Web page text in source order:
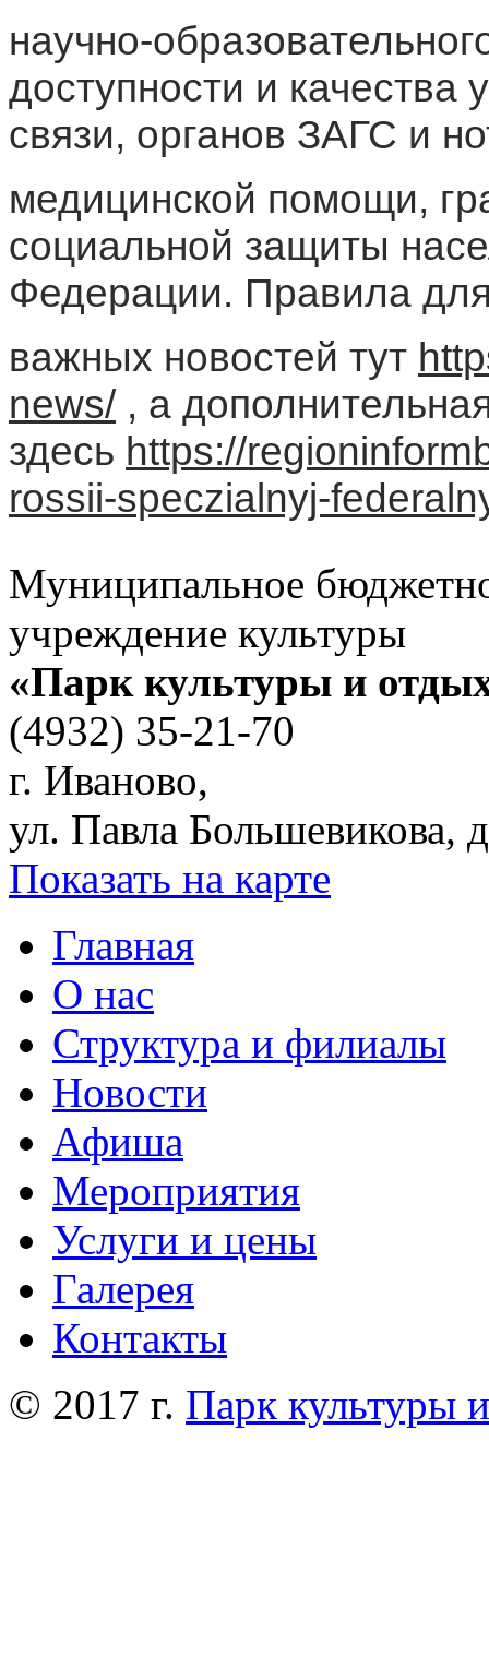
научно-
доступности и качества
связи, органов ЗАГС и
медицинской помощи,
социальной защиты
Федерации. Правила
важных новостей тут
news/, а
здесь https://
rossii-speczialnyj-
Муниципальное
учреждение культуры
«Парк культуры и
(4932) 35-21-70
г. Иваново,
ул. Павла Большевикова,
Показать на карте
Главная
О нас
Структура и филиалы
Новости
Афиша
Мероприятия
Услуги и цены
Галерея
Контакты
© 2017 г. Парк культуры